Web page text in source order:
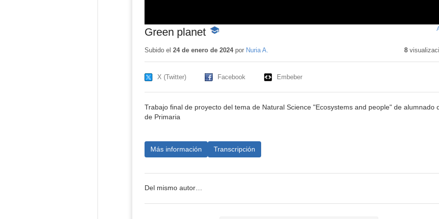
Green planet -
educativo
Subido el 24 de enero de 2024por Nuria A. 8
X (Twitter) Facebook Embeber
Trabajo final de proyecto del tema de Natural Science "Ecosystems and people" de alumnado
de Primaria
Más información Transcripción
Del mismo autor…